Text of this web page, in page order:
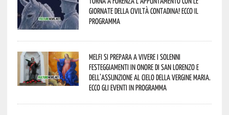
Giornate della Civiltà Contadina! Ecco il
programma
Melfi si prepara a vivere i solenni
festeggiamenti in onore di San Lorenzo e
dell’assunzione al cielo della Vergine Maria.
Ecco gli eventi in programma